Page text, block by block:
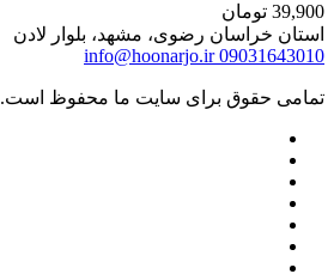
39,900 تومان
استان خراسان رضوی، مشهد، بلوار لادن
09031643010
info@hoonarjo.ir
تمامی حقوق برای سایت ما محفوظ است.